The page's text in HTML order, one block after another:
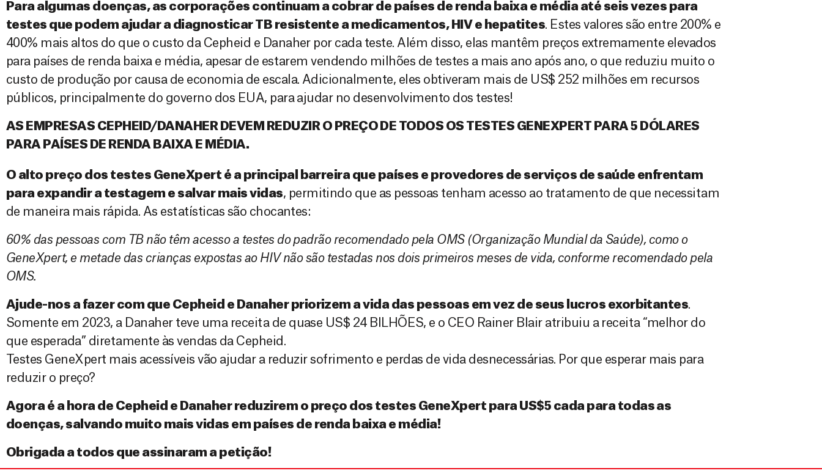
Para algumas doenças, as corporações continuam a cobrar de países de renda baixa e média até seis vezes para
testes que podem ajudar a diagnosticar TB resistente a medicamentos, HIV e hepatites. Estes valores são entre 200% e
400% mais altos do que o custo da Cepheid e Danaher por cada teste. Além disso, elas mantêm preços extremamente elevados
para países de renda baixa e média, apesar de estarem vendendo milhões de testes a mais ano após ano, o que reduziu muito o
custo de produção por causa de economia de escala. Adicionalmente, eles obtiveram mais de US$ 252 milhões em recursos
públicos, principalmente do governo dos EUA, para ajudar no desenvolvimento dos testes!
AS EMPRESAS CEPHEID/DANAHER DEVEM REDUZIR O PREÇO DE TODOS OS TESTES GENEXPERT PARA 5 DÓLARES
PARA PAÍSES DE RENDA BAIXA E MÉDIA.
O alto preço dos testes GeneXpert é a principal barreira que países e provedores de serviços de saúde enfrentam
para expandir a testagem e salvar mais vidas, permitindo que as pessoas tenham acesso ao tratamento de que necessitam
de maneira mais rápida. As estatísticas são chocantes:
60% das pessoas com TB não têm acesso a testes do padrão recomendado pela OMS (Organização Mundial da Saúde), como o
GeneXpert, e metade das crianças expostas ao HIV não são testadas nos dois primeiros meses de vida, conforme recomendado pela
OMS.
Ajude-nos a fazer com que Cepheid e Danaher priorizem a vida das pessoas em vez de seus lucros exorbitantes.
Somente em 2023, a Danaher teve uma receita de quase US$ 24 BILHÕES, e o CEO Rainer Blair atribuiu a receita “melhor do
que esperada” diretamente às vendas da Cepheid.
Testes GeneXpert mais acessíveis vão ajudar a reduzir sofrimento e perdas de vida desnecessárias. Por que esperar mais para
reduzir o preço?
Agora é a hora de Cepheid e Danaher reduzirem o preço dos testes GeneXpert para US$5 cada para todas as
doenças, salvando muito mais vidas em países de renda baixa e média!
Obrigada a todos que assinaram a petição!